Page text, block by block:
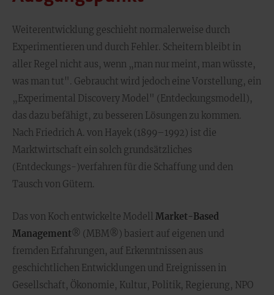
Weiterentwicklung geschieht normalerweise durch
Experimentieren und durch Fehler. Scheitern bleibt in
aller Regel nicht aus, wenn „man nur meint, man wüsste,
was man tut". Gebraucht wird jedoch eine Vorstellung, ein
„Experimental Discovery Model" (Entdeckungsmodell),
das dazu befähigt, zu besseren Lösungen zu kommen.
Nach Friedrich A. von Hayek (1899–1992) ist die
Marktwirtschaft ein solch grundsätzliches
(Entdeckungs-)verfahren für die Schaffung und den
Tausch von Gütern.
Das von Koch entwickelte Modell Market-Based
Management® (MBM®) basiert auf eigenen und
fremden Erfahrungen, auf Erkenntnissen aus
geschichtlichen Entwicklungen und Ereignissen in
Gesellschaft, Ökonomie, Kultur, Politik, Regierung, NPO